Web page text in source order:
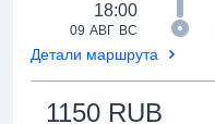
09 АВГ ВС
18:00
Детали маршрута
1150 RUB